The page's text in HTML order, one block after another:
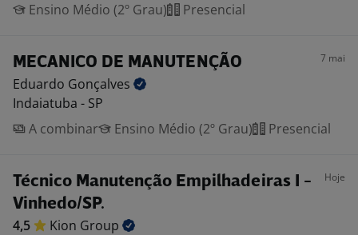
Ensino Médio (2º Grau)
Presencial
MECANICO DE MANUTENÇÃO 7 mai
Eduardo Gonçalves
Indaiatuba - SP
A combinar
Ensino Médio (2º Grau) Presencial
Técnico Manutenção Empilhadeiras I -
Vinhedo/SP.
Hoje
4,5 Kion Group